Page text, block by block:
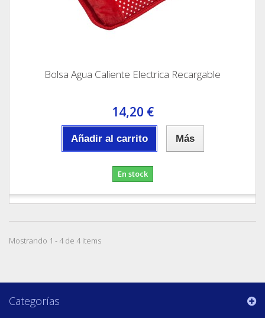
Bolsa Agua Caliente Electrica Recargable
14,20 €
Añadir al carrito Más
En stock
Mostrando 1 - 4 de 4 items
Categorías